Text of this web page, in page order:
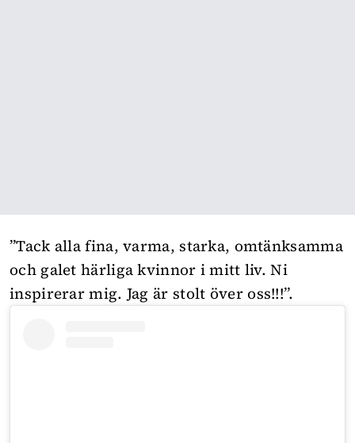
”Tack alla fina, varma, starka, omtänksamma
och galet härliga kvinnor i mitt liv. Ni
inspirerar mig. Jag är stolt över oss!!!”.